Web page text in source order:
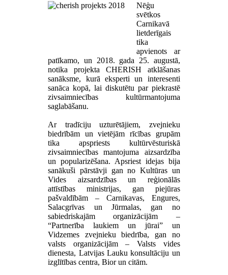
Nēģu
svētkos
Carnikavā
lietderīgais
tika
apvienots ar
patīkamo, un 2018. gada 25. augustā,
notika projekta CHERISH atklāšanas
sanāksme, kurā eksperti un interesenti
sanāca kopā, lai diskutētu par piekrastē
zivsaimniecības kultūrmantojuma
saglabāšanu.
Ar tradīciju uzturētājiem, zvejnieku
biedrībām un vietējām rīcības grupām
tika apspriests kultūrvēsturiskā
zivsaimniecības mantojuma aizsardzība
un popularizēšana. Apsriest idejas bija
sanākuši pārstāvji gan no Kultūras un
Vides aizsardzības un reģionālās
attīstības ministrijas, gan piejūras
pašvaldībām – Carnikavas, Engures,
Salacgrīvas un Jūrmalas, gan no
sabiedriskajām organizācijām –
“Partnerība laukiem un jūrai” un
Vidzemes zvejnieku biedrība, gan no
valsts organizācijām – Valsts vides
dienesta, Latvijas Lauku konsultāciju un
izglītības centra, Bior un citām.